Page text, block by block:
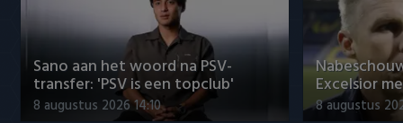
Sano aan het woord na PSV-
transfer: 'PSV is een topclub'
8 augustus 2026 14:10
Excelsior
8 augustus